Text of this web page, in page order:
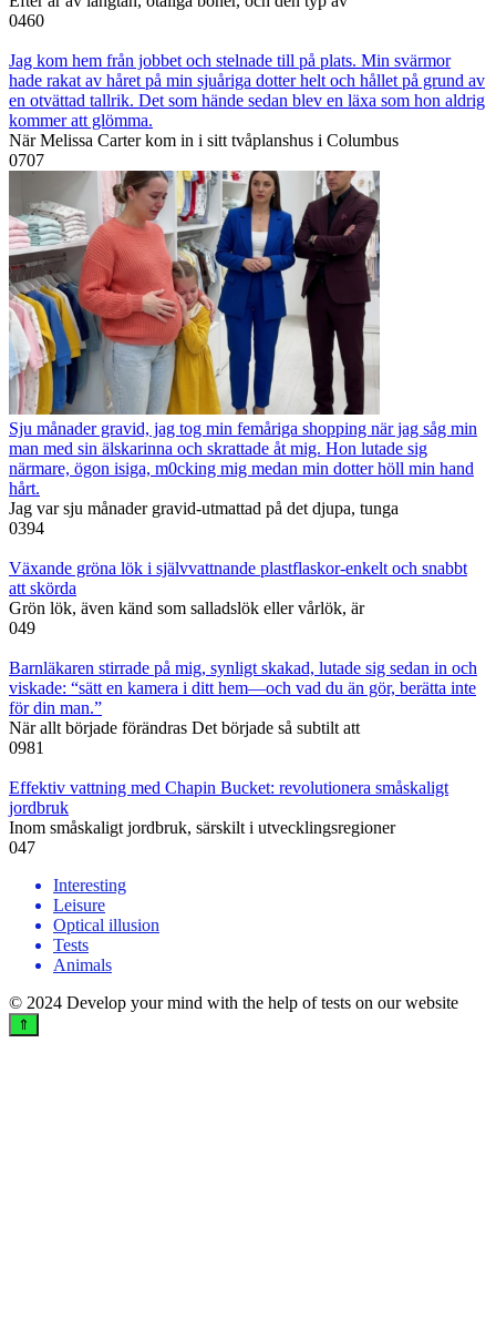
0460
Jag kom hem från jobbet och stelnade till på plats. Min svärmor
hade rakat av håret på min sjuåriga dotter helt och hållet på grund av
en otvättad tallrik. Det som hände sedan blev en läxa som hon aldrig
kommer att glömma.
När Melissa Carter kom in i sitt tvåplanshus i Columbus
0707
Sju månader gravid, jag tog min femåriga shopping när jag såg min
man med sin älskarinna och skrattade åt mig. Hon lutade sig
närmare, ögon isiga, m0cking mig medan min dotter höll min hand
hårt.
Jag var sju månader gravid-utmattad på det djupa, tunga
0394
Växande gröna lök i självvattnande plastflaskor-enkelt och snabbt
att skörda
Grön lök, även känd som salladslök eller vårlök, är
049
Barnläkaren stirrade på mig, synligt skakad, lutade sig sedan in och
viskade: “sätt en kamera i ditt hem—och vad du än gör, berätta inte
för din man.”
När allt började förändras Det började så subtilt att
0981
Effektiv vattning med Chapin Bucket: revolutionera småskaligt
jordbruk
Inom småskaligt jordbruk, särskilt i utvecklingsregioner
047
Interesting
Leisure
Optical illusion
Tests
Animals
© 2024 Develop your mind with the help of tests on our website